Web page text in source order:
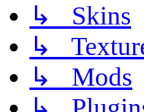
↳ Skins
↳
↳ Mods